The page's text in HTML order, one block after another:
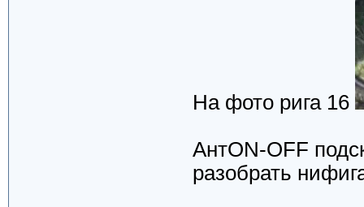
На фото рига 16
АнтON-OFF
разобрать